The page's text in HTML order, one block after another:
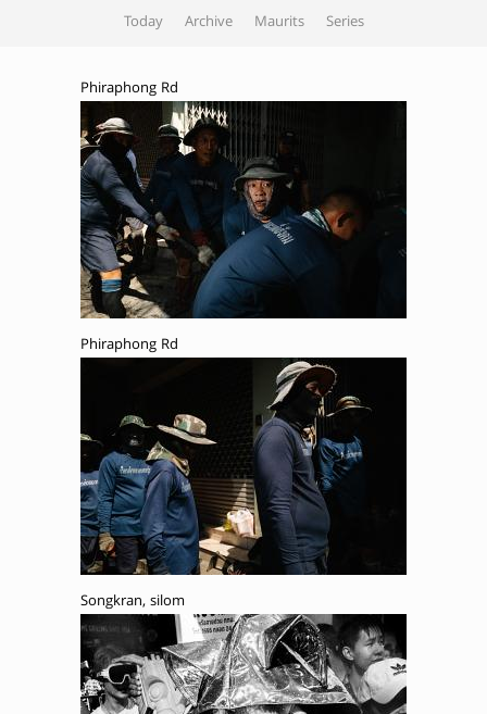
Today Archive Maurits Series
Phiraphong Rd
Phiraphong Rd
Songkran, silom